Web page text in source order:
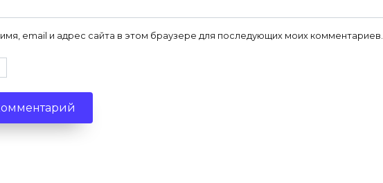
email и адрес сайта в этом браузере для последующих моих комментариев.